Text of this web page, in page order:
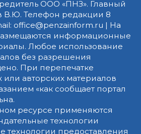
ООО «ПНЗ». Главный
В.Ю. Телефон редакции 8
office@penzainform.ru | На
информационные
Любое использование
без разрешения
При перепечатке
авторских материалов
«как сообщает портал
ресурсе применяются
технологии
предоставления